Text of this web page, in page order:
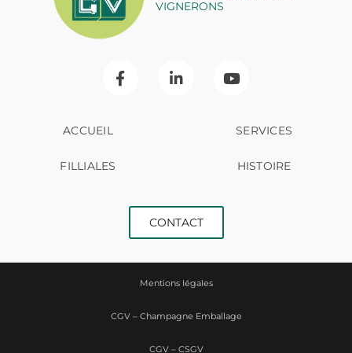
VIGNERONS
ACCUEIL SERVICES
FILLIALES HISTOIRE
CONTACT
Mentions légales
CGV – Champagne Emballage
CGV – CSGV